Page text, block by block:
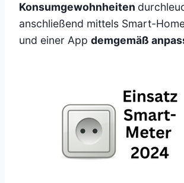
Konsumgewohnheiten
anschließend mittels Smart-
und einer App demgemäß